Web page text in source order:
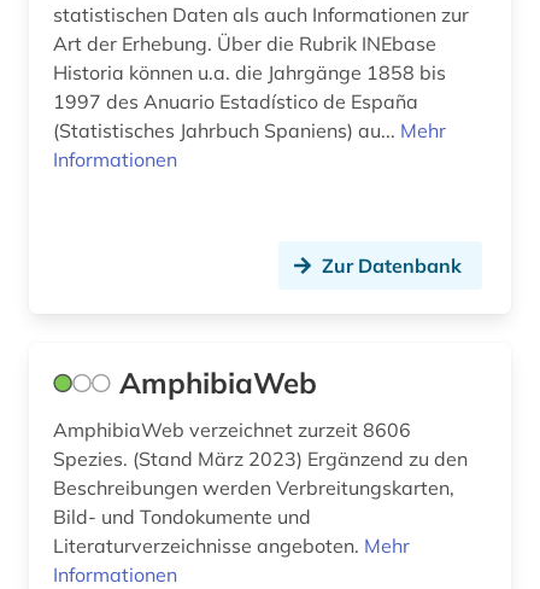
ausstellungskatalog (1)
australien (1)
auswanderungspolitik (1)
ausweisung (1)
autobiographie (1)
statistischen Daten als auch Informationen zur
Art der Erhebung. Über die Rubrik INEbase
Historia können u.a. die Jahrgänge 1858 bis
1997 des Anuario Estadístico de España
(Statistisches Jahrbuch Spaniens) au... Mehr
Informationen
Zur Datenbank
AmphibiaWeb
AmphibiaWeb verzeichnet zurzeit 8606
Spezies. (Stand März 2023) Ergänzend zu den
Beschreibungen werden Verbreitungskarten,
Bild- und Tondokumente und
Literaturverzeichnisse angeboten. Mehr
Informationen